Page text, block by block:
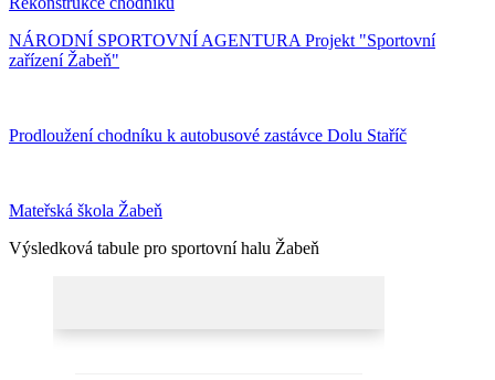
NÁRODNÍ SPORTOVNÍ AGENTURA Projekt "Sportovní
zařízení Žabeň"
Prodloužení chodníku k autobusové zastávce Dolu Staříč
Mateřská škola Žabeň
Výsledková tabule pro sportovní halu Žabeň